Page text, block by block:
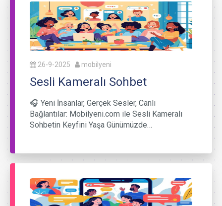
26-9-2025 mobilyeni
Sesli Kameralı Sohbet
🎧 Yeni İnsanlar, Gerçek Sesler, Canlı
Bağlantılar: Mobilyeni.com ile Sesli Kameralı
Sohbetin Keyfini Yaşa Günümüzde…